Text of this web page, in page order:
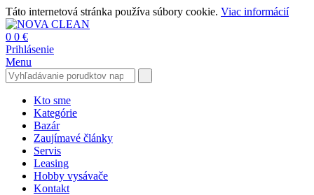
Táto internetová stránka používa súbory cookie. Viac informácií
0 0 €
Prihlásenie
Menu
Kto sme
Kategórie
Bazár
Zaujímavé články
Servis
Leasing
Hobby vysávače
Kontakt